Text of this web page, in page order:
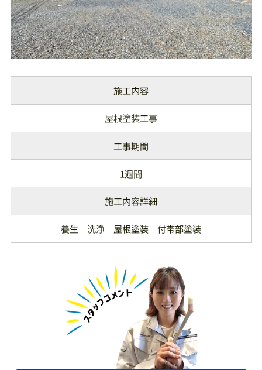
施工内容
屋根塗装工事
工事期間
1週間
施工内容詳細
養生 洗浄 屋根塗装 付帯部塗装